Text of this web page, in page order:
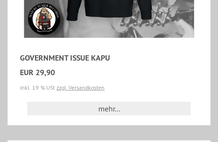
GOVERNMENT ISSUE KAPU
EUR 29,90
inkl. 19 % USt zzgl. Versandkosten
mehr...